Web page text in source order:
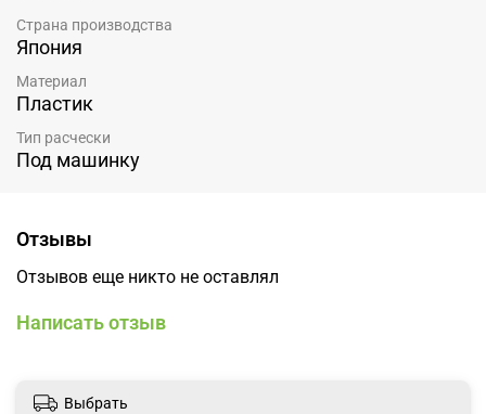
Страна производства
Япония
Материал
Пластик
Тип расчески
Под машинку
Отзывы
Отзывов еще никто не оставлял
Написать отзыв
Выбрать